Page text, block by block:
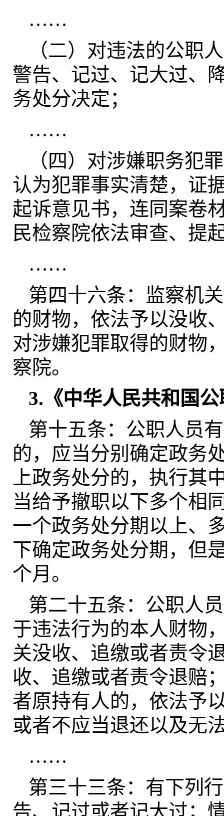
……
（二）对违法的公职
警告、记过、记大过、
务处分决定；
……
（四）对涉嫌职务犯
认为犯罪事实清楚，证
起诉意见书，连同案卷
民检察院依法审查、提
……
第四十六条：监察机
的财物，依法予以没收
对涉嫌犯罪取得的财物
察院。
3.《中华人民共和国
第十五条：公职人员
的，应当分别确定政务
上政务处分的，执行其
当给予撤职以下多个相
一个政务处分期以上、
下确定政务处分期，但
个月。
第二十五条：公职人
于违法行为的本人财物
关没收、追缴或者责令
收、追缴或者责令退赔
者原持有人的，依法予
或者不应当退还以及无
……
第三十三条：有下列
告、记过或者记大过；